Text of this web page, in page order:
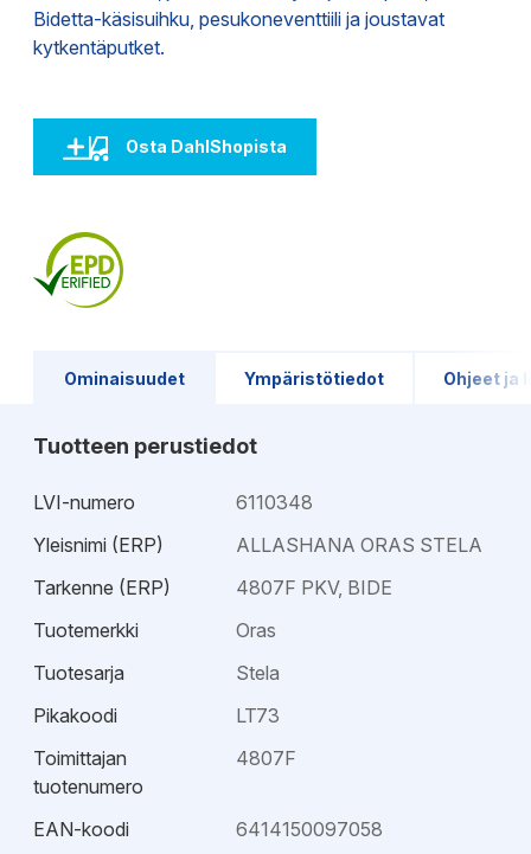
Bidetta-käsisuihku, pesukoneventtiili ja joustavat
kytkentäputket.
Osta DahlShopista
Ominaisuudet Ympäristötiedot Ohjeet ja
Tuotteen perustiedot
LVI-numero
6110348
Yleisnimi (ERP)
ALLASHANA ORAS STELA
Tarkenne (ERP)
4807F PKV, BIDE
Tuotemerkki
Oras
Tuotesarja
Stela
Pikakoodi
LT73
Toimittajan
tuotenumero
4807F
EAN-koodi
6414150097058